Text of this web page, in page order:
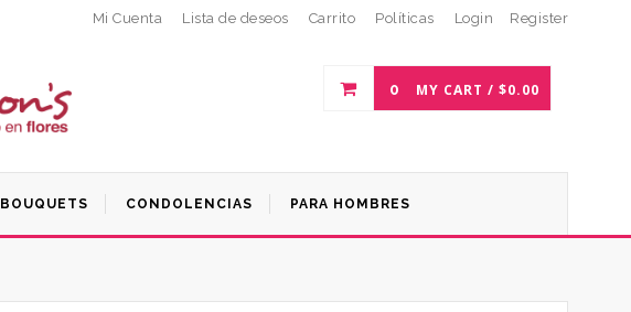
Mi Cuenta Lista de deseos Carrito Políticas Login Register
0 MY CART / $0.00
BOUQUETS CONDOLENCIAS PARA HOMBRES